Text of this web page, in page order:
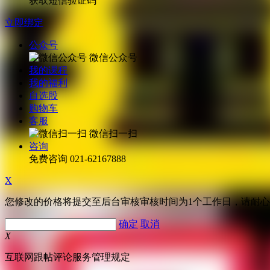
立即绑定
公众号
微信公众号
我的课程
我的福利
自选股
购物车
客服
微信扫一扫
咨询
免费咨询 021-62167888
X
您修改的价格将提交至后台审核审核时间为1个工作日，请耐
确定 取消
X
互联网跟帖评论服务管理规定